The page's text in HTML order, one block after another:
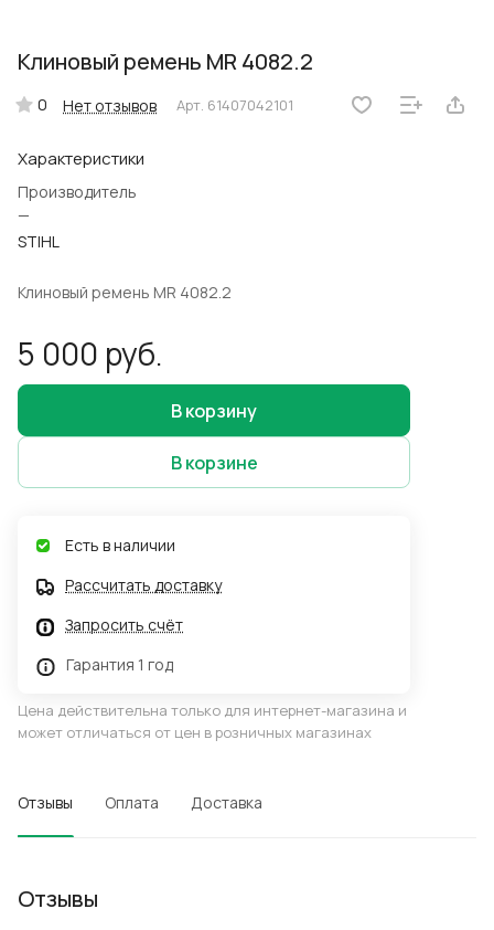
Клиновый ремень MR 4082.2
0 Нет отзывов Арт. 61407042101
Характеристики
Производитель
—
STIHL
Клиновый ремень MR 4082.2
5 000 руб.
В корзину
В корзине
Есть в наличии
Рассчитать доставку
Запросить счёт
Гарантия 1 год
Цена действительна только для интернет-магазина и
может отличаться от цен в розничных магазинах
Отзывы Оплата Доставка
Отзывы